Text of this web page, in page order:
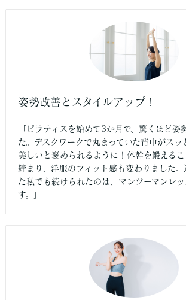
姿勢改善とスタイルアップ！
「ピラティスを始めて3か月で、驚くほど姿
た。デスクワークで丸まっていた背中がス
美しいと褒められるように！体幹を鍛える
締まり、洋服のフィット感も変わりました。
た私でも続けられたのは、マンツーマンレ
す。」